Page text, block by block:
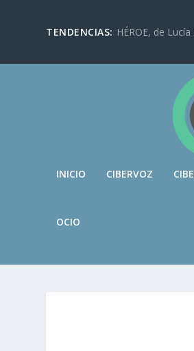
TENDENCIAS: HÉROE, de
INICIO CIBERVOZ
OCIO